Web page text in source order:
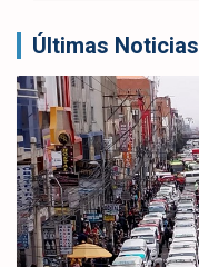
Últimas Noticias